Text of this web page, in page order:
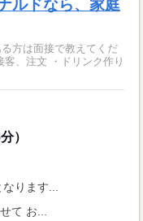
ルドなら、家庭
方は面接で教えてくだ
）
ります...
て お...